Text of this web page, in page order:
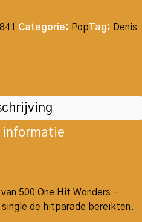
Categorie: PopTag:
Denis
informatie
500 One Hit Wonders –
de hitparade bereikten.